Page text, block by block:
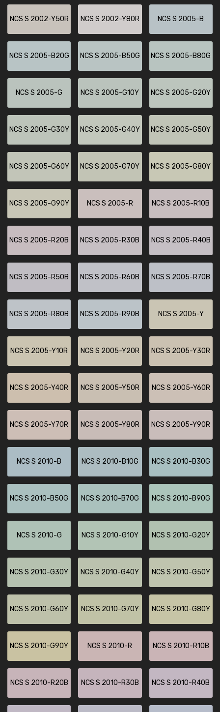
NCS S 2002-Y50R NCS S 2002-Y80R NCS S 2005-B
NCS S 2005-B20G NCS S 2005-B50G NCS S 2005-B80G
NCS S 2005-G NCS S 2005-G10Y NCS S 2005-G20Y
NCS S 2005-G30Y NCS S 2005-G40Y NCS S 2005-G50Y
NCS S 2005-G60Y NCS S 2005-G70Y NCS S 2005-G80Y
NCS S 2005-G90Y NCS S 2005-R NCS S 2005-R10B
NCS S 2005-R20B NCS S 2005-R30B NCS S 2005-R40B
NCS S 2005-R50B NCS S 2005-R60B NCS S 2005-R70B
NCS S 2005-R80B NCS S 2005-R90B NCS S 2005-Y
NCS S 2005-Y10R NCS S 2005-Y20R NCS S 2005-Y30R
NCS S 2005-Y40R NCS S 2005-Y50R NCS S 2005-Y60R
NCS S 2005-Y70R NCS S 2005-Y80R NCS S 2005-Y90R
NCS S 2010-B NCS S 2010-B10G NCS S 2010-B30G
NCS S 2010-B50G NCS S 2010-B70G NCS S 2010-B90G
NCS S 2010-G NCS S 2010-G10Y NCS S 2010-G20Y
NCS S 2010-G30Y NCS S 2010-G40Y NCS S 2010-G50Y
NCS S 2010-G60Y NCS S 2010-G70Y NCS S 2010-G80Y
NCS S 2010-G90Y NCS S 2010-R NCS S 2010-R10B
NCS S 2010-R20B NCS S 2010-R30B NCS S 2010-R40B